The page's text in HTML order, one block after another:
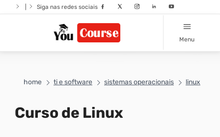
Siga nas redes sociais
Menu
home ti e software sistemas operacionais linux
Curso de Linux